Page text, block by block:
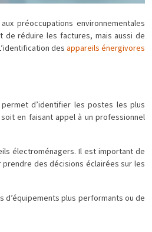
préoccupations environnementales
de réduire les factures, mais aussi de
des appareils énergivores
d’identifier les postes les plus
en faisant appel à un professionnel
électroménagers. Il est important de
des décisions éclairées sur les
plus performants ou de